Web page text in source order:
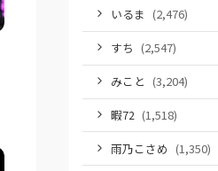
いるま (2,476)
すち (2,547)
みこと (3,204)
暇72 (1,518)
雨乃こさめ (1,350)